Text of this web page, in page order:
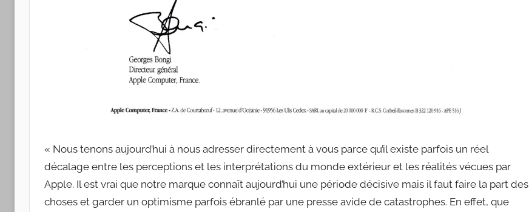
« Nous tenons aujourd’hui à nous adresser directement à vous parce qu’il existe parfois un réel
décalage entre les perceptions et les interprétations du monde extérieur et les réalités vécues par
Apple. Il est vrai que notre marque connaît aujourd’hui une période décisive mais il faut faire la part des
choses et garder un optimisme parfois ébranlé par une presse avide de catastrophes. En effet, que